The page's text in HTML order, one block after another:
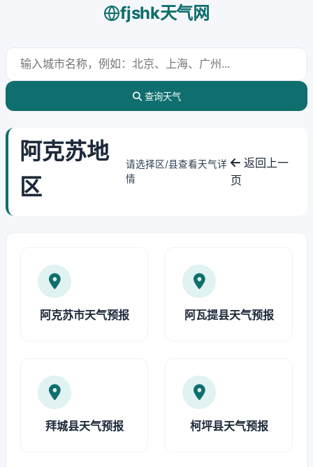
fjshk天气网
查询天气
阿克苏地
区
请选择区/县查看天气详
情
返回上一
页
阿克苏市天气预报 阿瓦提县天气预报
拜城县天气预报 柯坪县天气预报